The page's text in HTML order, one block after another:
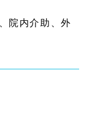
院内介助、外